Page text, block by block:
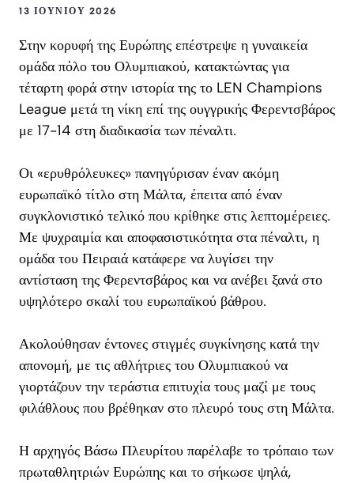
13 ΙΟΥΝΊΟΥ 2026
Στην κορυφή της Ευρώπης επέστρεψε η γυναικεία
ομάδα πόλο του Ολυμπιακού, κατακτώντας για
τέταρτη φορά στην ιστορία της το LEN Champions
League μετά τη νίκη επί της ουγγρικής Φερεντσβάρος
με 17-14 στη διαδικασία των πέναλτι.
Οι «ερυθρόλευκες» πανηγύρισαν έναν ακόμη
ευρωπαϊκό τίτλο στη Μάλτα, έπειτα από έναν
συγκλονιστικό τελικό που κρίθηκε στις λεπτομέρειες.
Με ψυχραιμία και αποφασιστικότητα στα πέναλτι, η
ομάδα του Πειραιά κατάφερε να λυγίσει την
αντίσταση της Φερεντσβάρος και να ανέβει ξανά στο
υψηλότερο σκαλί του ευρωπαϊκού βάθρου.
Ακολούθησαν έντονες στιγμές συγκίνησης κατά την
απονομή, με τις αθλήτριες του Ολυμπιακού να
γιορτάζουν την τεράστια επιτυχία τους μαζί με τους
φιλάθλους που βρέθηκαν στο πλευρό τους στη Μάλτα.
Η αρχηγός Βάσω Πλευρίτου παρέλαβε το τρόπαιο των
πρωταθλητριών Ευρώπης και το σήκωσε ψηλά,